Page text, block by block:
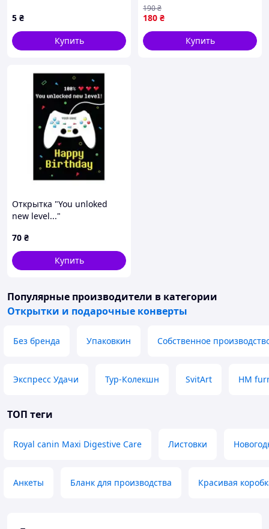
5 ₴
Купить
180 ₴
190₴
Купить
Открытка "You unloked
new level..."
70 ₴
Купить
Популярные производители в категории
Открытки и подарочные конверты
Без бренда Упаковкин Собственное
Экспресс Удачи Тур-Колекшн SvitArt HM
ТОП теги
Royal canin Maxi Digestive Care Листовки
Анкеты Бланк для производства Красивая